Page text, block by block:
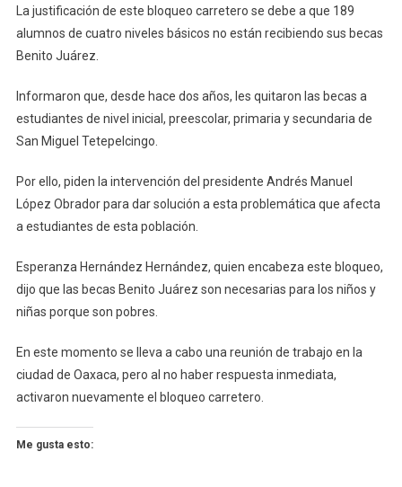
La justificación de este bloqueo carretero se debe a que 189
alumnos de cuatro niveles básicos no están recibiendo sus becas
Benito Juárez.
Informaron que, desde hace dos años, les quitaron las becas a
estudiantes de nivel inicial, preescolar, primaria y secundaria de
San Miguel Tetepelcingo.
Por ello, piden la intervención del presidente Andrés Manuel
López Obrador para dar solución a esta problemática que afecta
a estudiantes de esta población.
Esperanza Hernández Hernández, quien encabeza este bloqueo,
dijo que las becas Benito Juárez son necesarias para los niños y
niñas porque son pobres.
En este momento se lleva a cabo una reunión de trabajo en la
ciudad de Oaxaca, pero al no haber respuesta inmediata,
activaron nuevamente el bloqueo carretero.
Me gusta esto: